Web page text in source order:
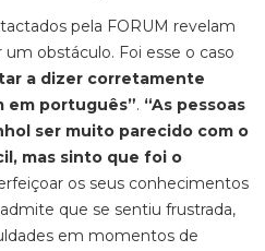
pela FORUM revelam
obstáculo. Foi esse o caso
a dizer corretamente
em português”. “As pessoas
ser muito parecido com o
mas sinto que foi o
os seus conhecimentos
que se sentiu frustrada,
em momentos de